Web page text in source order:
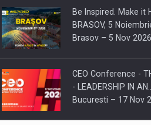
Be Inspired. Make it
BRASOV, 5
Brasov – 5 Nov 2026
CEO Conference -
- LEADERSHIP IN AN…
Bucuresti – 17 Nov